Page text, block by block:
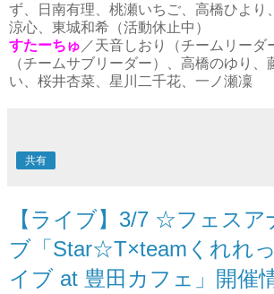
ず、日南有理、桃瀬いちご、高橋ひより
涼心、東城和希（活動休止中）
すたーちゅ ／天音しおり（チームリーダ
（チームサブリーダー）、高橋のゆり、
い、桜井杏菜、星川二千花、一ノ瀬凜
共有
【ライブ】3/7 ☆フェスア
ブ「Star☆T×teamくれれ
イブ at 豊田カフェ」開催